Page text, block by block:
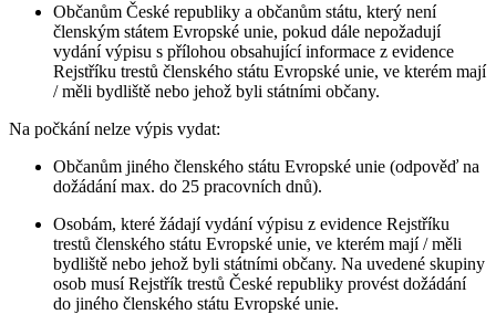
Občanům České republiky a občanům státu, který není
členským státem Evropské unie, pokud dále nepožadují
vydání výpisu s přílohou obsahující informace z evidence
Rejstříku trestů členského státu Evropské unie, ve kterém mají
/ měli bydliště nebo jehož byli státními občany.
Na počkání nelze výpis vydat:
Občanům jiného členského státu Evropské unie (odpověď na
dožádání max. do 25 pracovních dnů).
Osobám, které žádají vydání výpisu z evidence Rejstříku
trestů členského státu Evropské unie, ve kterém mají / měli
bydliště nebo jehož byli státními občany. Na uvedené skupiny
osob musí Rejstřík trestů České republiky provést dožádání
do jiného členského státu Evropské unie.